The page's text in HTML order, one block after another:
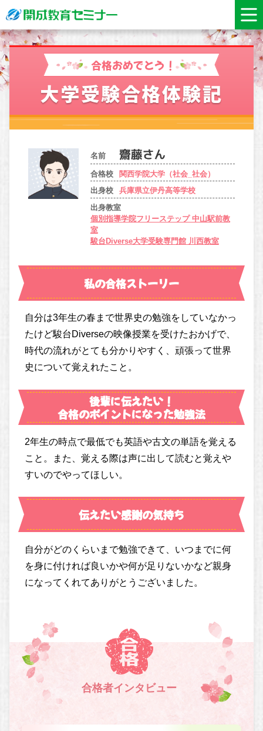
合格おめでとう！
大学受験合格体験記
名前
合格校
関西学院大学（社会_社会）
出身校
兵庫県立伊丹高等学校
出身教室
個別指導学院フリーステップ 中山駅前教
室
駿台Diverse大学受験専門館 川西教室
私の合格ストーリー
自分は3年生の春まで世界史の勉強をしていなかっ
たけど駿台Diverseの映像授業を受けたおかげで、
時代の流れがとても分かりやすく、頑張って世界
史について覚えれたこと。
後輩に伝えたい！
合格のポイントになった勉強法
2年生の時点で最低でも英語や古文の単語を覚える
こと。また、覚える際は声に出して読むと覚えや
すいのでやってほしい。
伝えたい感謝の気持ち
自分がどのくらいまで勉強できて、いつまでに何
を身に付ければ良いかや何が足りないかなど親身
になってくれてありがとうございました。
合格者インタビュー